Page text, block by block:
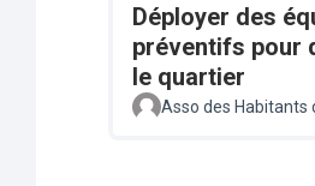
Déployer des
préventifs pour
le quartier
Asso des Habitants